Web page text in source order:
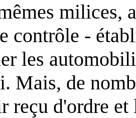
milices,
contrôle -
les
Mais, de
reçu d'ordre